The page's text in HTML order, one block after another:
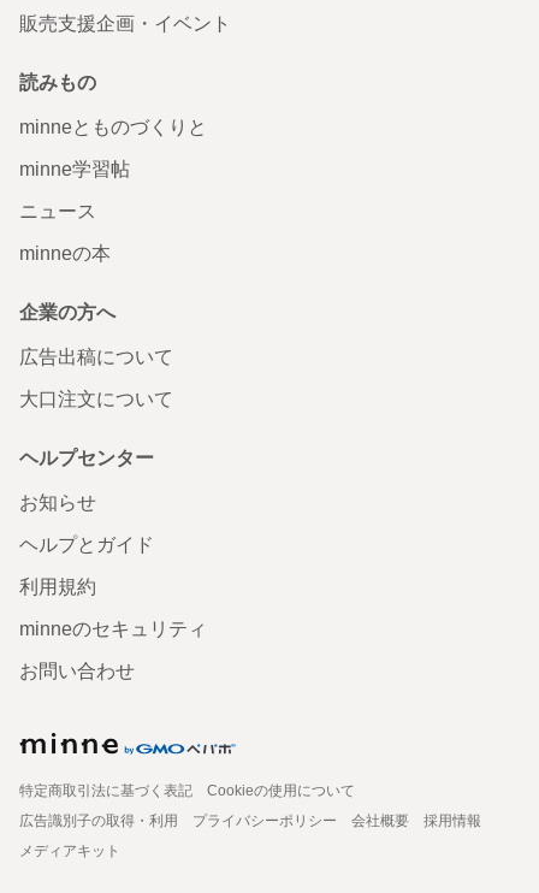
販売支援企画・イベント
読みもの
minneとものづくりと
minne学習帖
ニュース
minneの本
企業の方へ
広告出稿について
大口注文について
ヘルプセンター
お知らせ
ヘルプとガイド
利用規約
minneのセキュリティ
お問い合わせ
特定商取引法に基づく表記
Cookieの使用について
広告識別子の取得・利用
プライバシーポリシー 会社概要
採用情報
メディアキット